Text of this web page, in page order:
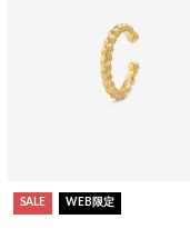
SALE WEB限定